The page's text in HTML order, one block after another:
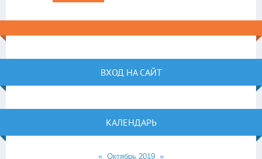
ВХОД НА САЙТ
КАЛЕНДАРЬ
« Октябрь 2019 »